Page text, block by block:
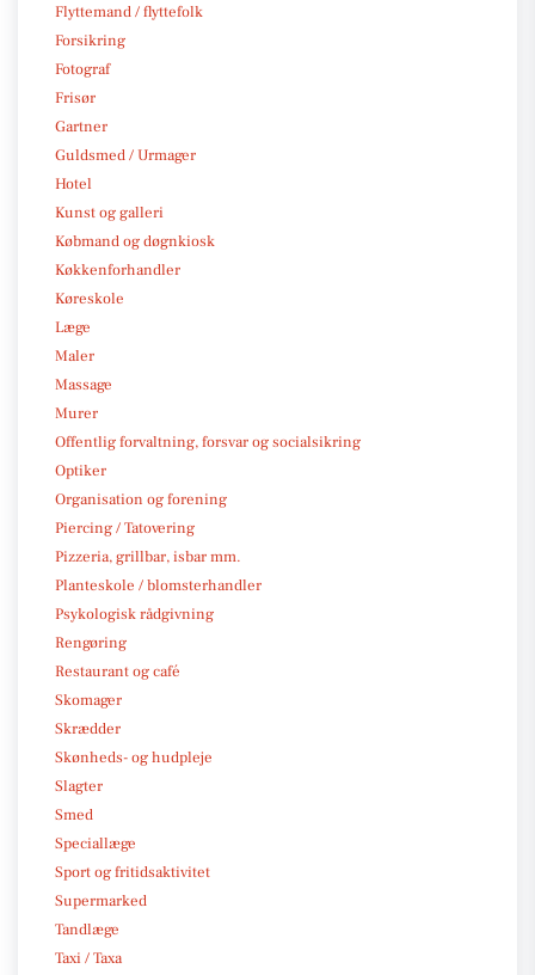
Flyttemand / flyttefolk
Forsikring
Fotograf
Frisør
Gartner
Guldsmed / Urmager
Hotel
Kunst og galleri
Købmand og døgnkiosk
Køkkenforhandler
Køreskole
Læge
Maler
Massage
Murer
Offentlig forvaltning, forsvar og socialsikring
Optiker
Organisation og forening
Piercing / Tatovering
Pizzeria, grillbar, isbar mm.
Planteskole / blomsterhandler
Psykologisk rådgivning
Rengøring
Restaurant og café
Skomager
Skrædder
Skønheds- og hudpleje
Slagter
Smed
Speciallæge
Sport og fritidsaktivitet
Supermarked
Tandlæge
Taxi / Taxa